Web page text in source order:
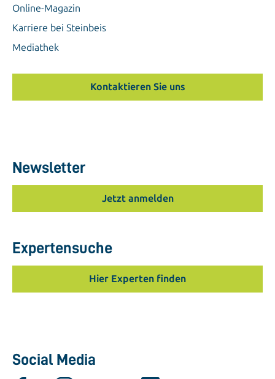
Online-Magazin
Karriere bei Steinbeis
Mediathek
Kontaktieren Sie uns
Newsletter
Jetzt anmelden
Expertensuche
Hier Experten finden
Social Media